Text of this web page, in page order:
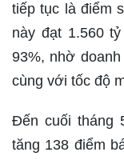
tiếp tục là điểm
này đạt 1.560
93%, nhờ
cùng với tốc độ
Đến cuối tháng
tăng 138 điểm